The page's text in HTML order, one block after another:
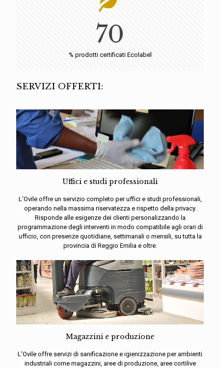
70
% prodotti certificati Ecolabel
SERVIZI OFFERTI:
Uffici e studi professionali
L’Ovile offre un servizio completo per uffici e studi professionali,
operando nella massima riservatezza e rispetto della privacy.
Risponde alle esigenze dei clienti personalizzando la
programmazione degli interventi in modo compatibile agli orari di
ufficio, con presenze quotidiane, settimanali o mensili, su tutta la
provincia di Reggio Emilia e oltre.
Magazzini e produzione
L’Ovile offre servizi di sanificazione e igienizzazione per ambienti
industriali come magazzini, aree di produzione, aree cortilive